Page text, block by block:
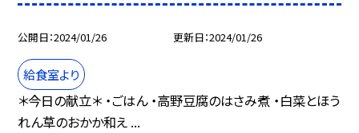
公開日 2024/01/26 更新日 2024/01/26
給食室より
＊今日の献立＊ ・ごはん ・高野豆腐のはさみ煮 ・白菜とほう
れん草のおかか和え ...